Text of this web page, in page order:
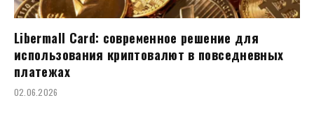
Libermall Card: современное решение для
использования криптовалют в повседневных
платежах
02.06.2026